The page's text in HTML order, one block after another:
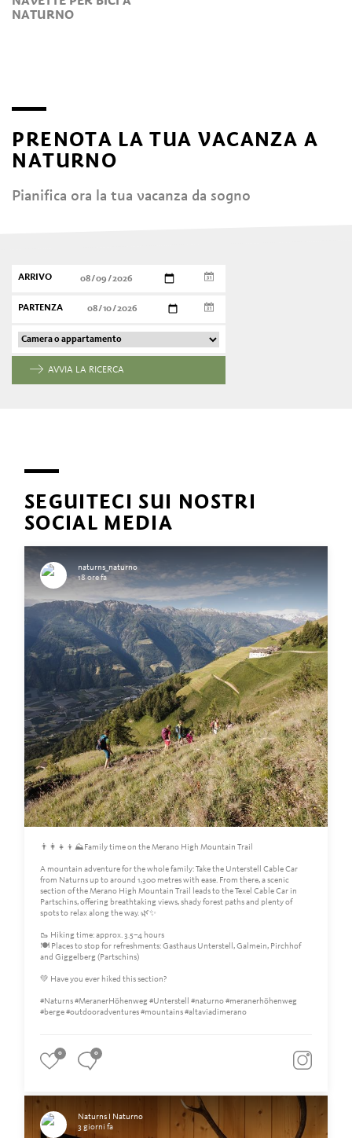
NATURNO
PRENOTA LA TUA VACANZA A
NATURNO
Pianifica ora la tua vacanza da sogno
ARRIVO
PARTENZA
AVVIA LA RICERCA
SEGUITECI SUI NOSTRI
SOCIAL MEDIA
naturns_naturno
18 ore fa
👨‍👩‍👧‍👦⛰️Family time on the Merano High Mountain Trail
A mountain adventure for the whole family: Take the Unterstell Cable Car
from Naturns up to around 1,300 metres with ease. From there, a scenic
section of the Merano High Mountain Trail leads to the Texel Cable Car in
Partschins, offering breathtaking views, shady forest paths and plenty of
spots to relax along the way. 🌿✨
🥾 Hiking time: approx. 3.5–4 hours
🍽️ Places to stop for refreshments: Gasthaus Unterstell, Galmein, Pirchhof
and Giggelberg (Partschins)
💚 Have you ever hiked this section?
#Naturns #MeranerHöhenweg #Unterstell #naturno #meranerhöhenweg
#berge #outdooradventures #mountains #altaviadimerano
0 0
Naturns I Naturno
3 giorni fa